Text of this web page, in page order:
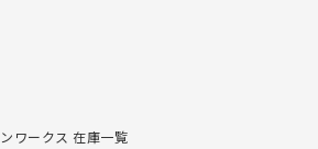
ワークス 在庫一覧